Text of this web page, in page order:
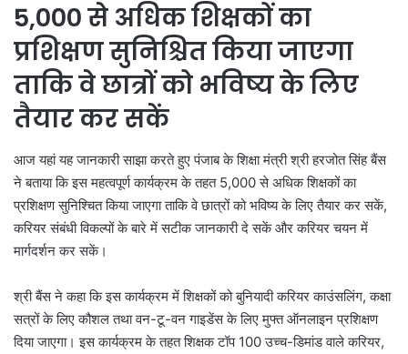
5,000 से अधिक शिक्षकों का
प्रशिक्षण सुनिश्चित किया जाएगा
ताकि वे छात्रों को भविष्य के लिए
तैयार कर सकें
आज यहां यह जानकारी साझा करते हुए पंजाब के शिक्षा मंत्री श्री हरजोत सिंह बैंस
ने बताया कि इस महत्वपूर्ण कार्यक्रम के तहत 5,000 से अधिक शिक्षकों का
प्रशिक्षण सुनिश्चित किया जाएगा ताकि वे छात्रों को भविष्य के लिए तैयार कर सकें,
करियर संबंधी विकल्पों के बारे में सटीक जानकारी दे सकें और करियर चयन में
मार्गदर्शन कर सकें।
श्री बैंस ने कहा कि इस कार्यक्रम में शिक्षकों को बुनियादी करियर काउंसलिंग, कक्षा
सत्रों के लिए कौशल तथा वन-टू-वन गाइडेंस के लिए मुफ्त ऑनलाइन प्रशिक्षण
दिया जाएगा। इस कार्यक्रम के तहत शिक्षक टॉप 100 उच्च-डिमांड वाले करियर,